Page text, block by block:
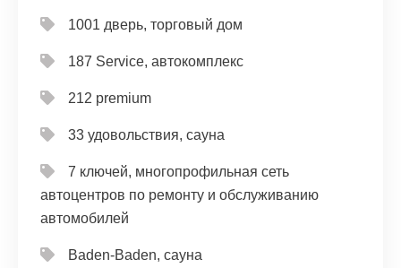
1001 дверь, торговый дом
187 Service, автокомплекс
212 premium
33 удовольствия, сауна
7 ключей, многопрофильная сеть
автоцентров по ремонту и обслуживанию
автомобилей
Baden-Baden, сауна